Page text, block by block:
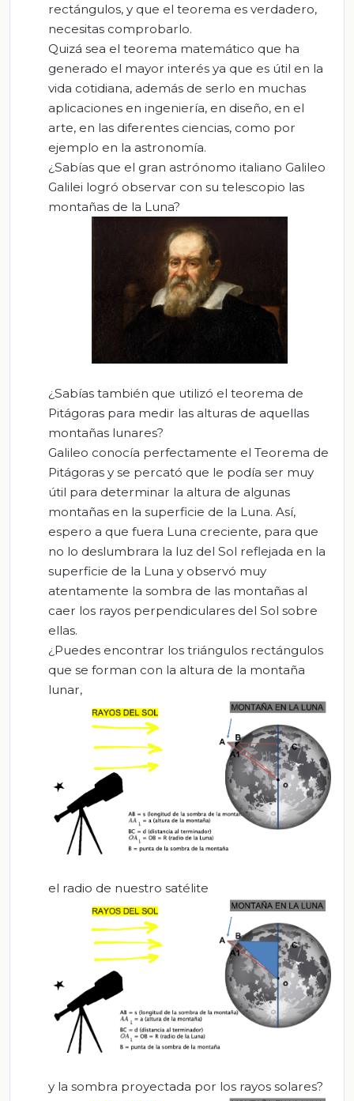
rectángulos, y que el teorema es verdadero,
necesitas comprobarlo.
Quizá sea el teorema matemático que ha
generado el mayor interés ya que es útil en la
vida cotidiana, además de serlo en muchas
aplicaciones en ingeniería, en diseño, en el
arte, en las diferentes ciencias, como por
ejemplo en la astronomía.
¿Sabías que el gran astrónomo italiano Galileo
Galilei logró observar con su telescopio las
montañas de la Luna?
¿Sabías también que utilizó el teorema de
Pitágoras para medir las alturas de aquellas
montañas lunares?
Galileo conocía perfectamente el Teorema de
Pitágoras y se percató que le podía ser muy
útil para determinar la altura de algunas
montañas en la superficie de la Luna. Así,
espero a que fuera Luna creciente, para que
no lo deslumbrara la luz del Sol reflejada en la
superficie de la Luna y observó muy
atentamente la sombra de las montañas al
caer los rayos perpendiculares del Sol sobre
ellas.
¿Puedes encontrar los triángulos rectángulos
que se forman con la altura de la montaña
lunar,
el radio de nuestro satélite
y la sombra proyectada por los rayos solares?